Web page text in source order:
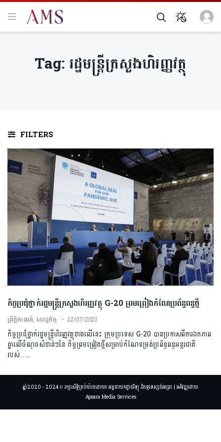
Tag:រដ្ឋមន្ត្រីក្រសួងហិរញ្ញវត្ថុ
FILTERS
កិច្ចប្រជុំថ្នាក់រដ្ឋមន្ត្រីក្រសួងហិរញ្ញវត្ថុ G-20 ព្រមព្រៀងកំណែប្រព័ន្ធពន្ធថ្មី
ព្រឹត្តិការណ៍,សេដ្ឋកិច្ច 12/07/2021
កិច្ចប្រជុំថ្នាក់រដ្ឋមន្ត្រីហិរញ្ញវត្ថុខាងលើនេះ ក្រុមប្រទេស G-20 បានប្រកាសពីការឯកភាព
គ្នាលើចំណុចសំខាន់ៗនៃ កិច្ចព្រមព្រៀងថ្មីសម្រាប់កំណែទម្រង់ប្រព័ន្ធពន្ធអន្តរជាតិ
របស់…..
ឆ្នាំ2020 - 2024 © រក្សាសិទ្ធិគ្រប់យ៉ាងដោយ៖ អគ្គនាយកដ្ឋានវិទ្យុ និងទូរទស្សន៍អប្សរា | អភិវឌ្ឍដោយ
Apsara Media Services